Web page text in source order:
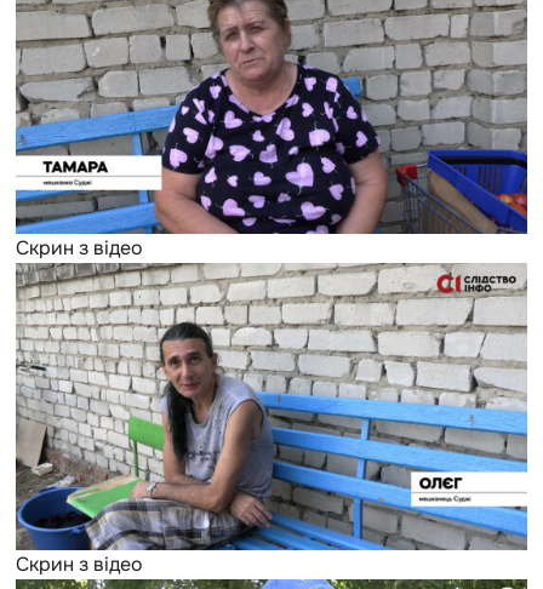
Скрин з відео
Скрин з відео